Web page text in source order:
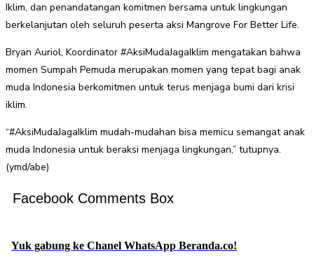
Iklim, dan penandatangan komitmen bersama untuk lingkungan
berkelanjutan oleh seluruh peserta aksi Mangrove For Better Life.
Bryan Auriol, Koordinator #AksiMudaJagaIklim mengatakan bahwa
momen Sumpah Pemuda merupakan momen yang tepat bagi anak
muda Indonesia berkomitmen untuk terus menjaga bumi dari krisi
iklim.
“#AksiMudaJagaIklim mudah-mudahan bisa memicu semangat anak
muda Indonesia untuk beraksi menjaga lingkungan,” tutupnya.
(ymd/abe)
Facebook Comments Box
Yuk gabung ke Chanel WhatsApp Beranda.co!